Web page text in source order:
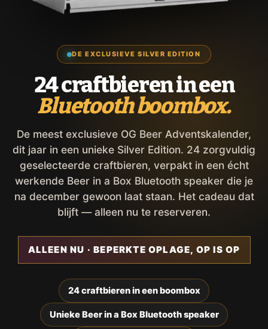
DE EXCLUSIEVE SILVER EDITION
24 craftbieren in een
Bluetooth boombox.
De meest exclusieve OG Beer Adventskalender,
dit jaar in een unieke Silver Edition. 24 zorgvuldig
geselecteerde craftbieren, verpakt in een écht
werkende Beer in a Box Bluetooth speaker die je
na december gewoon laat staan. Het cadeau dat
blijft — alleen nu te reserveren.
ALLEEN NU · BEPERKTE OPLAGE, OP IS OP
24 craftbieren in een boombox
Unieke Beer in a Box Bluetooth speaker